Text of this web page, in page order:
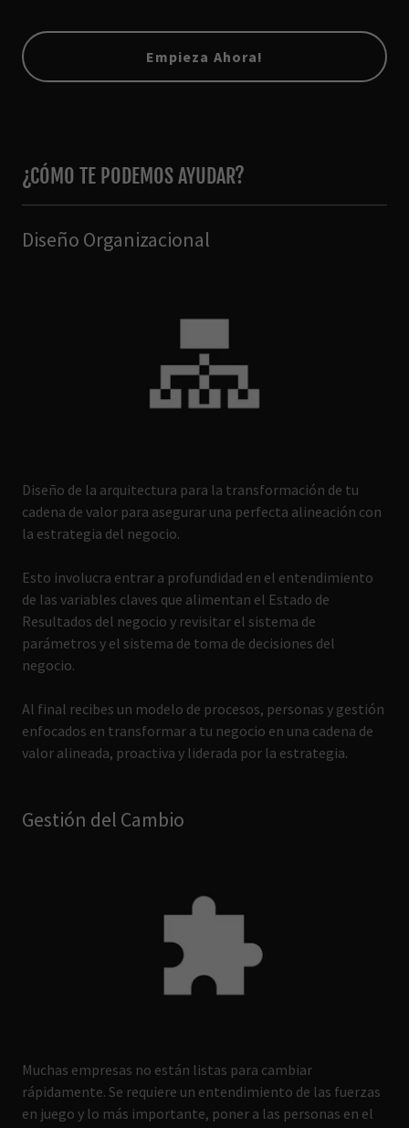
Empieza Ahora!
¿CÓMO TE PODEMOS AYUDAR?
Diseño Organizacional
Diseño de la arquitectura para la transformación de tu
cadena de valor para asegurar una perfecta alineación con
la estrategia del negocio.
Esto involucra entrar a profundidad en el entendimiento
de las variables claves que alimentan el Estado de
Resultados del negocio y revisitar el sistema de
parámetros y el sistema de toma de decisiones del
negocio.
Al final recibes un modelo de procesos, personas y gestión
enfocados en transformar a tu negocio en una cadena de
valor alineada, proactiva y liderada por la estrategia.
Gestión del Cambio
Muchas empresas no están listas para cambiar
rápidamente. Se requiere un entendimiento de las fuerzas
en juego y lo más importante, poner a las personas en el